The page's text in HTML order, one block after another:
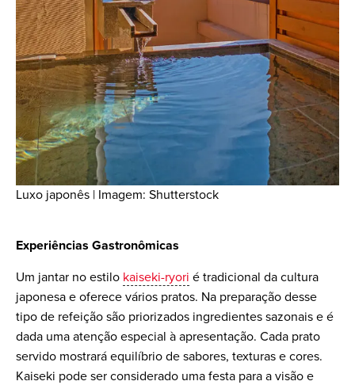
Luxo japonês | Imagem: Shutterstock
Experiências Gastronômicas
Um jantar no estilo kaiseki-ryori é tradicional da cultura
japonesa e oferece vários pratos. Na preparação desse
tipo de refeição são priorizados ingredientes sazonais e é
dada uma atenção especial à apresentação. Cada prato
servido mostrará equilíbrio de sabores, texturas e cores.
Kaiseki pode ser considerado uma festa para a visão e